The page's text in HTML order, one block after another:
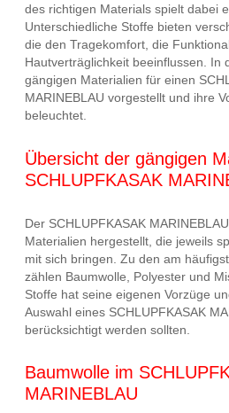
des richtigen Materials spielt dabei
Unterschiedliche Stoffe bieten
die den Tragekomfort, die
Hautverträglichkeit beeinflussen. In
gängigen Materialien für einen
MARINEBLAU vorgestellt und ihre
beleuchtet.
Übersicht der gängigen
SCHLUPFKASAK
Der SCHLUPFKASAK
Materialien hergestellt, die jeweils
mit sich bringen. Zu den am
zählen Baumwolle, Polyester und
Stoffe hat seine eigenen Vorzüge
Auswahl eines SCHLUPFKASAK
berücksichtigt werden sollten.
Baumwolle im
MARINEBLAU